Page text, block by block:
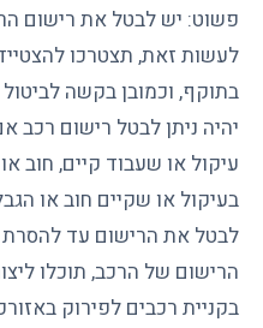
פשוט: יש לבטל את רישום
לעשות זאת, תצטרכו
בתוקף, וכמובן בקשה
יהיה ניתן לבטל רישום רכב
עיקול או שעבוד קיים, חוב
בעיקול או שקיים חוב או
לבטל את הרישום עד
הרישום של הרכב, תוכלו
בקניית רכבים לפירוק